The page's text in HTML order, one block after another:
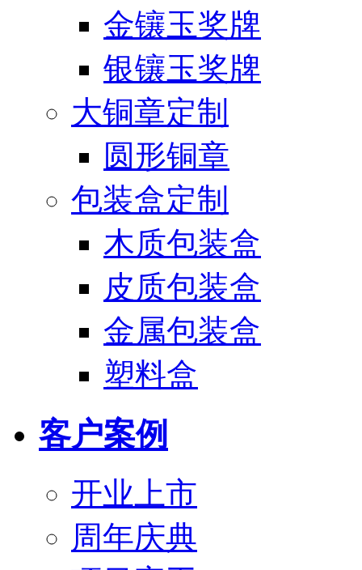
金镶玉奖牌
银镶玉奖牌
大铜章定制
圆形铜章
包装盒定制
木质包装盒
皮质包装盒
金属包装盒
塑料盒
客户案例
开业上市
周年庆典